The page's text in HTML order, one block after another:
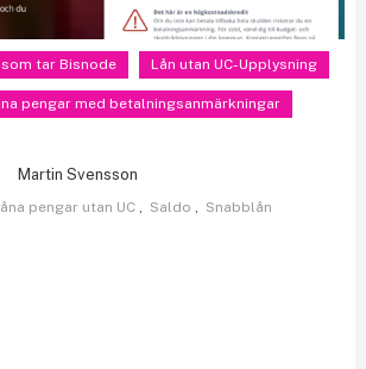
som tar Bisnode Lån utan UC-Upplysning
pengar med betalningsanmärkningar
Martin Svensson
pengar utan UC , Saldo , Snabblån